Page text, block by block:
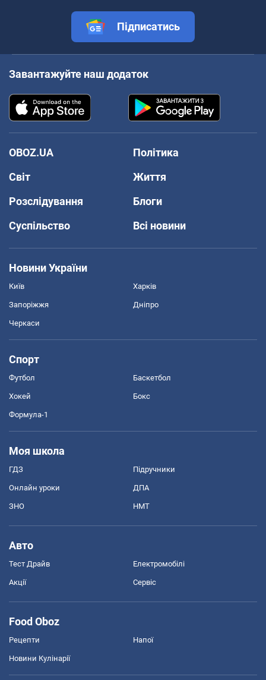
Підписатись
Завантажуйте наш додаток
OBOZ.UA
Політика
Світ
Життя
Розслідування
Блоги
Суспільство
Всі новини
Новини України
Київ Харків
Запоріжжя Дніпро
Черкаси
Спорт
Футбол Баскетбол
Хокей Бокс
Формула-1
Моя школа
ГДЗ Підручники
Онлайн уроки ДПА
ЗНО НМТ
Авто
Тест Драйв Електромобілі
Акції Сервіс
Food Oboz
Рецепти Напої
Новини Кулінарії